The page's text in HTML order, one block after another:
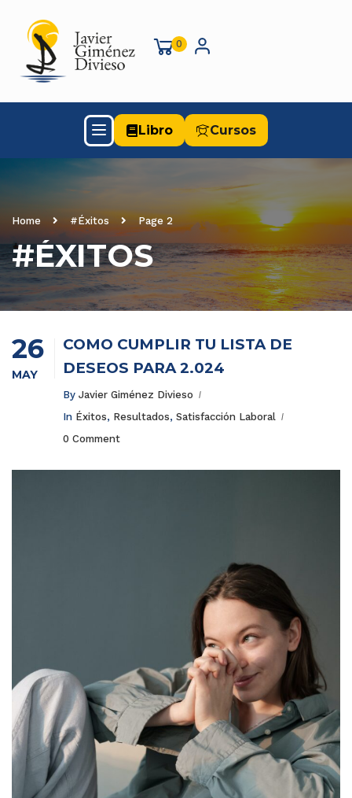
0
Libro Cursos
Home #Éxitos Page 2
#ÉXITOS
26
MAY
COMO CUMPLIR TU LISTA DE
DESEOS PARA 2.024
By Javier Giménez Divieso
In Éxitos, Resultados, Satisfacción Laboral
0 Comment